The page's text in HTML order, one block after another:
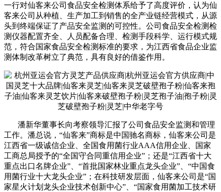
一行对仙客来公司食品安全检测体系给予了高度评价，认为仙
客来公司从种植、生产加工到销售的全产业链经营模式，从源
头到终端保证了产品安全监测的可控性。公司食品安全检测检
测仪器配置齐全、人员配备合理、检测手段科学、运行模式规
范，符合国家食品安全检测标准的要求，为江西省食品企业监
测体制改革树立了典范，具有良好的借鉴作用。
潘新华董事长向考察领导汇报了公司食品安全监测和管理
工作。潘总说，“仙客来”商标是中国驰名商标，仙客来公司是
江西省一级诚信企业、全国食用菌行业AAA信用企业、国家
工商总局授予的“全国守合同重信用企业”；还是“江西省十大
重点出口名牌企业”、“首批国家林业重点龙头企业”、“中国食
用菌行业十大龙头企业”；在科技研发层面，仙客来公司是“国
家星火计划龙头企业技术创新中心”、“国家食用菌加工技术研